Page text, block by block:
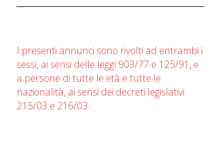
I presenti annunci sono rivolti ad entrambi i
sessi, ai sensi delle leggi 903/77 e 125/91, e
a persone di tutte le età e tutte le
nazionalità, ai sensi dei decreti legislativi
215/03 e 216/03.